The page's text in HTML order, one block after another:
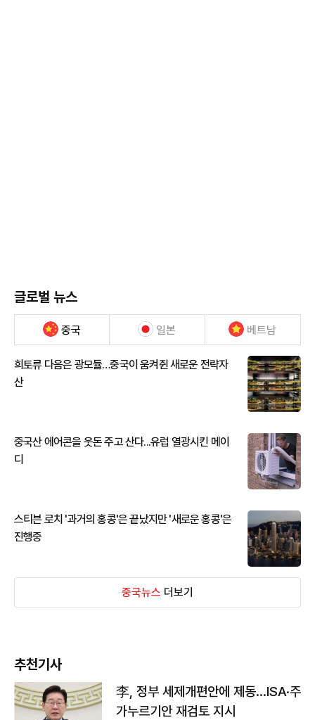
글로벌 뉴스
중국 일본 베트남
희토류 다음은 광모듈…중국이 움켜쥔 새로운 전략자
산
중국산 에어콘을 웃돈 주고 산다...유럽 열광시킨 메이
디
스티븐 로치 '과거의 홍콩'은 끝났지만 '새로운 홍콩'은
진행중
중국뉴스 더보기
추천기사
李, 정부 세제개편안에 제동…ISA·주
가누르기안 재검토 지시